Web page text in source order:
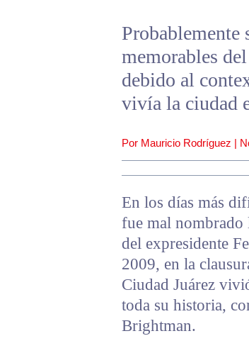
Probablemente
memorables
debido al
vivía la ciudad
Por Mauricio Rodríguez |
En los días más
fue mal nombrado
del expresidente
2009, en la
Ciudad Juárez
toda su historia,
Brightman.